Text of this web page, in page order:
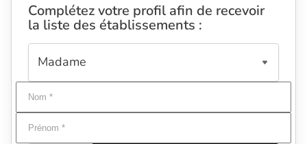
Complétez votre profil afin de recevoir
la liste des établissements :